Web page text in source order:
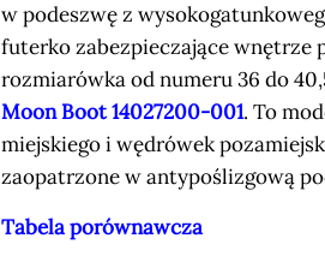
w podeszwę z
futerko zabezpieczające wnętrze
rozmiarówka od numeru 36 do
Moon Boot 14027200-001. To
miejskiego i wędrówek
zaopatrzone w antypoślizgową
Tabela porównawcza